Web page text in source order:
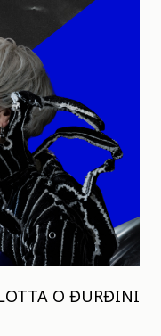
O ĐURĐINI